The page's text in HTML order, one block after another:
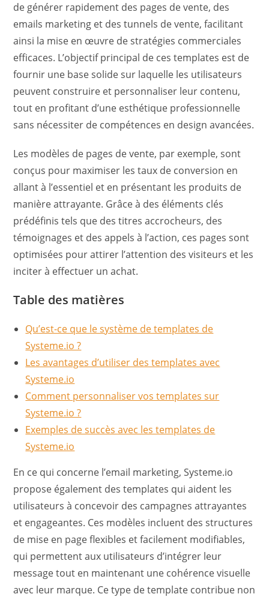
de générer rapidement des pages de vente, des
emails marketing et des tunnels de vente, facilitant
ainsi la mise en œuvre de stratégies commerciales
efficaces. L’objectif principal de ces templates est de
fournir une base solide sur laquelle les utilisateurs
peuvent construire et personnaliser leur contenu,
tout en profitant d’une esthétique professionnelle
sans nécessiter de compétences en design avancées.
Les modèles de pages de vente, par exemple, sont
conçus pour maximiser les taux de conversion en
allant à l’essentiel et en présentant les produits de
manière attrayante. Grâce à des éléments clés
prédéfinis tels que des titres accrocheurs, des
témoignages et des appels à l’action, ces pages sont
optimisées pour attirer l’attention des visiteurs et les
inciter à effectuer un achat.
Table des matières
Qu’est-ce que le système de templates de
Systeme.io ?
Les avantages d’utiliser des templates avec
Systeme.io
Comment personnaliser vos templates sur
Systeme.io ?
Exemples de succès avec les templates de
Systeme.io
En ce qui concerne l’email marketing, Systeme.io
propose également des templates qui aident les
utilisateurs à concevoir des campagnes attrayantes
et engageantes. Ces modèles incluent des structures
de mise en page flexibles et facilement modifiables,
qui permettent aux utilisateurs d’intégrer leur
message tout en maintenant une cohérence visuelle
avec leur marque. Ce type de template contribue non